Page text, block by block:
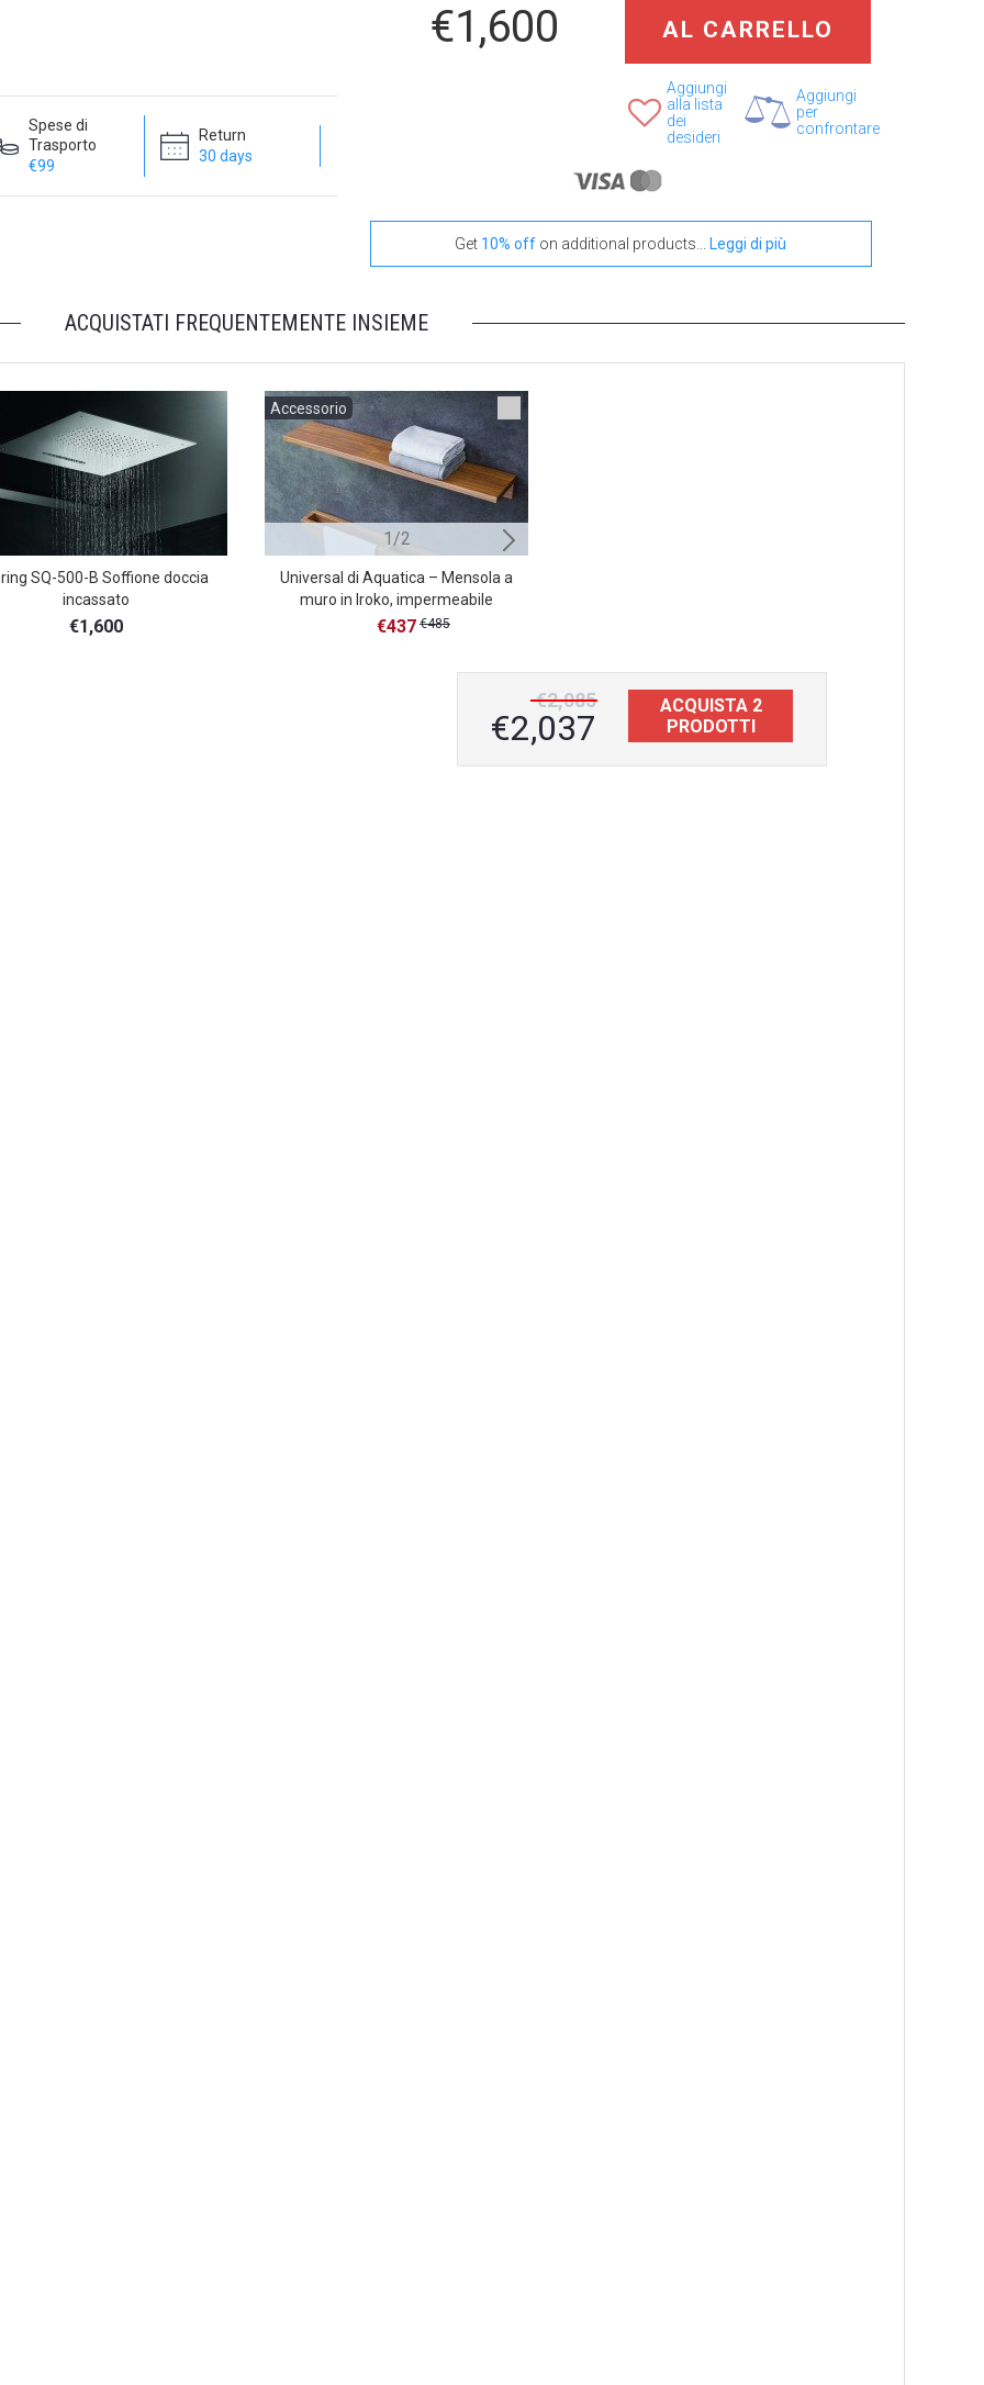
Spese di
Trasporto
€99
Return
30 days
None Selected Spin SQ-80
+ €150
Wave RC-250/80-
€1,600 AL CARRELLO
Aggiungi
alla lista
dei
desideri
Aggiungi
per
confrontare
Get 10% off on additional products... Leggi di più
ACQUISTATI FREQUENTEMENTE INSIEME
SQ-500-B Soffione doccia
incassato
€1,600
Accessorio
1/2
Universal di Aquatica – Mensola a
muro in Iroko, impermeabile
€437 €485
€2,085
€2,037
ACQUISTA 2
PRODOTTI